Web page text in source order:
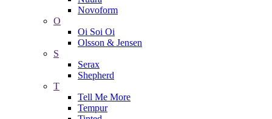
Novoform
O
Oi Soi Oi
Olsson & Jensen
S
Serax
Shepherd
T
Tell Me More
Tempur